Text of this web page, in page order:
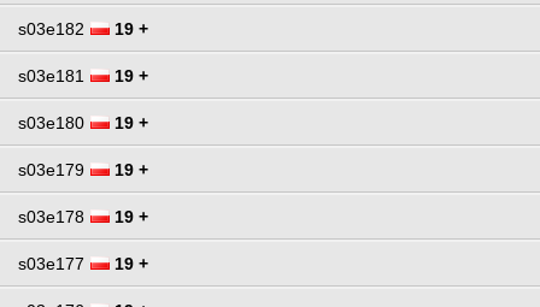
s03e182 19 +
s03e181 19 +
s03e180 19 +
s03e179 19 +
s03e178 19 +
s03e177 19 +